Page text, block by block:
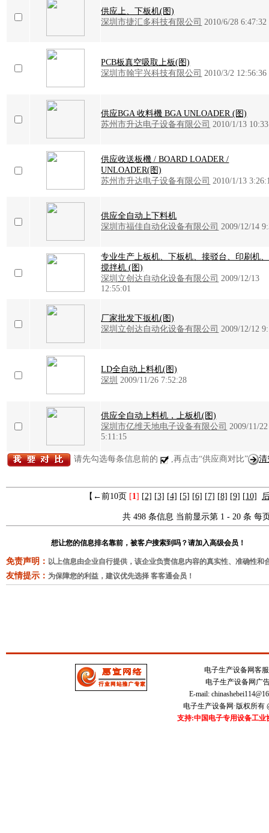
供应上、下板机(图)
深圳市捷汇多科技有限公司
2010/6/28 6:47:32
PCB板真空吸取上板(图)
深圳市翰宇兴科技有限公司 2010/3/2 12:56:36
供应BGA 收料機 BGA UNLOADER (图)
苏州市升达电子设备有限公司
2010/1/13
供应收送板機 / BOARD LOADER /
UNLOADER(图)
苏州市升达电子设备有限公司 2010/1/13
供应全自动上下料机
深圳市福佳自动化设备有限公司
2009/12/14
专业生产上板机、下板机、接驳台、印刷机
搅拌机 (图)
深圳立创达自动化设备有限公司 2009/12/13
12:55:01
厂家批发下扳机(图)
深圳立创达自动化设备有限公司
2009/12/12
LD全自动上料机(图)
深圳 2009/11/26 7:52:28
供应全自动上料机，上板机(图)
深圳市亿维天地电子设备有限公司
2009/11/22
5:11:15
请先勾选每条信息前的 ,再点击“供应商对比” 清
【←前10页 [1] [2] [3] [4] [5] [6] [7] [8] [9] [10]
共 498 条信息 当前显示第 1 - 20 条 每
想让您的信息排名靠前，被客户搜索到吗？请加入高级会员！
免责声明：
友情提示：
以上信息由企业自行提供，该企业负责信息内容的真实性、准确性
为保障您的利益，建议优先选择 客客通会员！
电子生产设备网客
电子生产设备网广
E-mail:
电子生产设备网·版权所有
支持:中国电子专用设备工业